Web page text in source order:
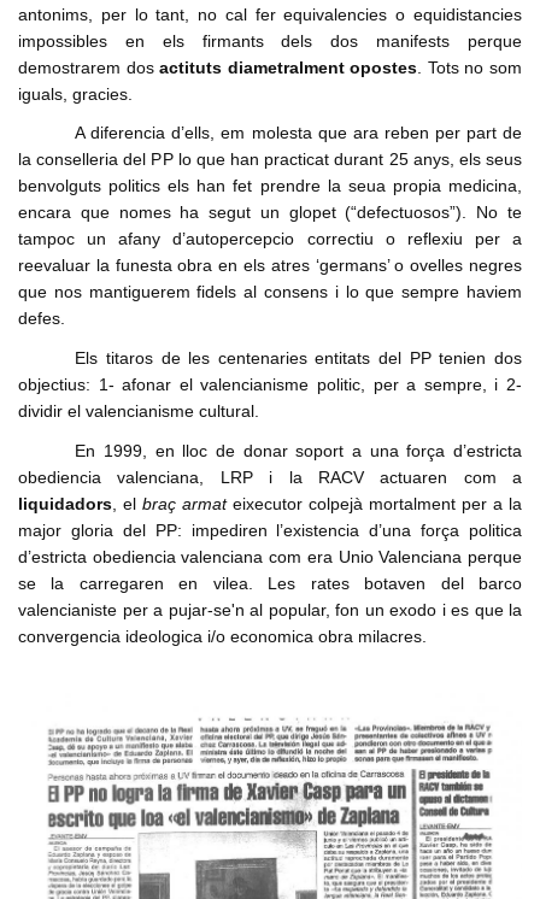
antonims, per lo tant, no cal fer equivalencies o equidistancies
impossibles en els firmants dels dos manifests perque
demostrarem dosactituts diametralment opostes . Tots no som
iguals, gracies.
A diferencia d’ells, em molesta que ara reben per part de
la conselleria del PP lo que han practicat durant 25 anys, els seus
benvolguts politics els han fet prendre la seua propia medicina,
encara que nomes ha segut un glopet (“defectuosos”). No te
tampoc un afany d’autopercepcio correctiu o reflexiu per a
reevaluar la funesta obra en els atres ‘germans’ o ovelles negres
que nos mantiguerem fidels al consens i lo que sempre haviem
defes.
Els titaros de les centenaries entitats del PP tenien dos
objectius: 1- afonar el valencianisme politic, per a sempre, i 2-
dividir el valencianisme cultural.
En 1999, en lloc de donar soport a una força d’estricta
obediencia valenciana, LRP i la RACV actuaren com a
liquidadors , el braç armateixecutor colpejà mortalment per a la
major gloria del PP: impediren l’existencia d’una força politica
d’estricta obediencia valenciana com era Unio Valenciana perque
se la carregaren en vilea. Les rates botaven del barco
valencianiste per a pujar-se'n al popular, fon un exodo i es que la
convergencia ideologica i/o economica obra milacres.